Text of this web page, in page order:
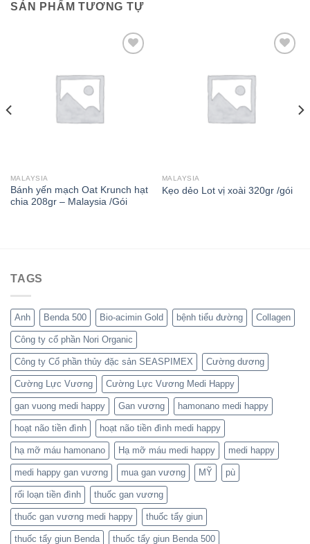
SẢN PHẨM TƯƠNG TỰ
Add to wishlist
MALAYSIA
Bánh yến mạch Oat Krunch hạt
chia 208gr – Malaysia /Gói
Add to wishlist
MALAYSIA
Kẹo dẻo Lot vị xoài 320gr /gói
TAGS
Anh Benda 500 Bio-acimin Gold bệnh tiểu đường Collagen
Công ty cổ phần Nori Organic
Công ty Cổ phần thủy đặc sản SEASPIMEX Cường dương
Cường Lực Vương Cường Lực Vương Medi Happy
gan vuong medi happy Gan vương hamonano medi happy
hoạt não tiền đình hoạt não tiền đình medi happy
hạ mỡ máu hamonano Hạ mỡ máu medi happy medi happy
medi happy gan vương mua gan vương MỸ pù
rối loạn tiền đình thuốc gan vương
thuốc gan vương medi happy thuốc tẩy giun
thuốc tẩy giun Benda thuốc tẩy giun Benda 500